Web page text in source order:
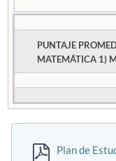
PUNTAJE
MATEMÁTICA 1)
Plan de